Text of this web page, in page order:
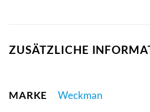
ZUSÄTZLICHE
MARKE Weckman